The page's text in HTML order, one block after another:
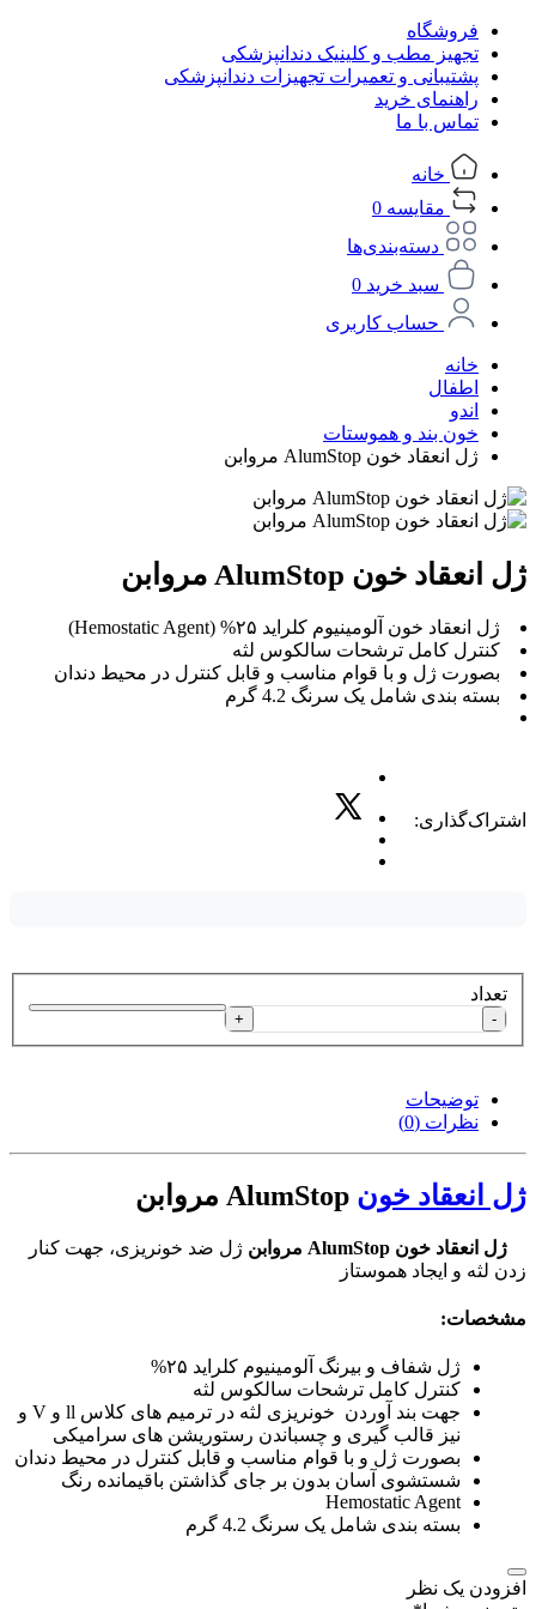
فروشگاه
تجهیز مطب و کلینیک دندانپزشکی
پشتیبانی و تعمیرات تجهیزات دندانپزشکی
راهنمای خرید
تماس با ما
خانه
مقایسه 0
دسته‌بندی‌ها
سبد خرید 0
حساب کاربری
خانه
اطفال
اندو
خون بند و هموستات
ژل انعقاد خون AlumStop مروابن
ژل انعقاد خون AlumStop مروابن
ژل انعقاد خون آلومینیوم کلراید ۲۵% (Hemostatic Agent)
کنترل کامل ترشحات سالکوس لثه
بصورت ژل و با قوام مناسب و قابل کنترل در محیط دندان
بسته بندی شامل یک سرنگ 4.2 گرم
اشتراک‌گذاری:
تعداد
-
+
توضیحات
نظرات (0)
ژل انعقاد خون
ژل انعقاد خون AlumStop مروابن
ژل ضد خونریزی، جهت کنار
زدن لثه و ایجاد هموستاز
مشخصات:
ژل شفاف و بیرنگ آلومینیوم کلراید ۲۵%
کنترل کامل ترشحات سالکوس لثه
جهت بند آوردن خونریزی لثه در ترمیم های کلاس ll و V و
نیز قالب گیری و چسباندن رستوریشن های سرامیکی
بصورت ژل و با قوام مناسب و قابل کنترل در محیط دندان
شستشوی آسان بدون بر جای گذاشتن باقیمانده رنگ
Hemostatic Agent
بسته بندی شامل یک سرنگ 4.2 گرم
افزودن یک نظر